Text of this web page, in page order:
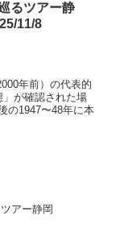
るツアー静
11/8
年前）の代表的
が確認された場
の1947〜48年に本
アー静岡